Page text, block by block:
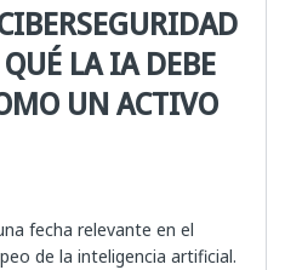
LA IA DEBE
UN ACTIVO
fecha relevante en el
de la inteligencia artificial.